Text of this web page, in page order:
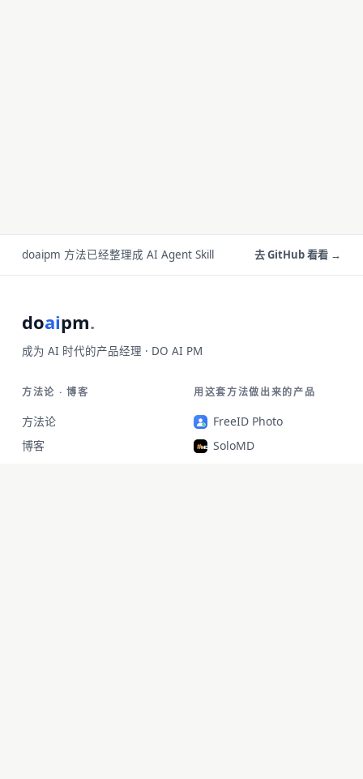
doaipm 方法已经整理成 AI Agent Skill 去 GitHub 看看 →
doaipm.
成为 AI 时代的产品经理 · DO AI PM
方法论 · 博客
方法论
博客
用这套方法做出来的产品
FreeID Photo
SoloMD